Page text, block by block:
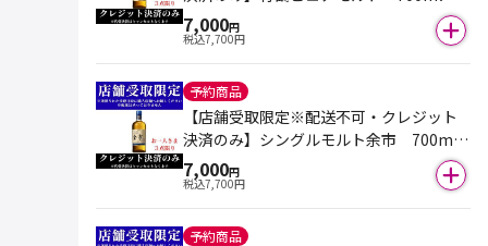
（箱付き）※おひとり様３点まで
7,000円
税込7,700円
予約商品
【店舗受取限定※配送不可・クレジット
決済のみ】シングルモルト余市 700ml
（箱付き）※おひとり様３点まで
7,000円
税込7,700円
予約商品